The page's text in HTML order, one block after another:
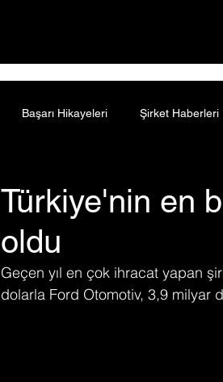
Başarı Hikayeleri Şirket Haberleri
Türkiye'nin en
oldu
Geçen yıl en çok ihracat yapan
dolarla Ford Otomotiv, 3,9 milyar